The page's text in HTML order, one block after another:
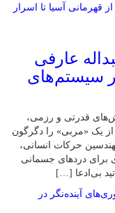
عارفی
سیستم‌های
قدرتی و رزمی،
یک «مربی» را دگرگون
حرکات انسانی،
برای دردهای جسمانی
بی‌ادعا […]